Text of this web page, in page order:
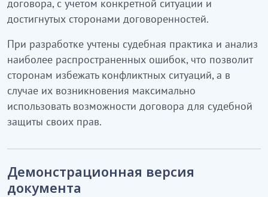
договора, с учетом конкретной ситуации и
достигнутых сторонами договоренностей.
При разработке учтены судебная практика и анализ
наиболее распространенных ошибок, что позволит
сторонам избежать конфликтных ситуаций, а в
случае их возникновения максимально
использовать возможности договора для судебной
защиты своих прав.
Демонстрационная версия
документа